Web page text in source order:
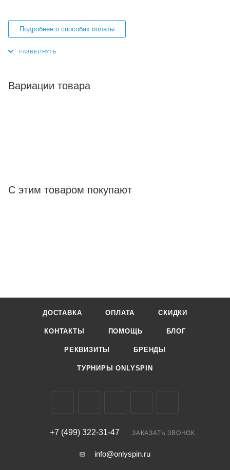
Подробнее о способах оплаты
Вариации товара
С этим товаром покупают
ДОСТАВКА ОПЛАТА СКИДКИ
КОНТАКТЫ ПОМОЩЬ БЛОГ
РЕКВИЗИТЫ БРЕНДЫ
ТУРНИРЫ ONLYSPIN
+7 (499) 322-31-47 ЗАКАЗАТЬ ЗВОНОК
info@onlyspin.ru